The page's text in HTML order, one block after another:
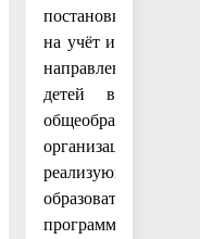
постановка
на учёт и
направление
детей в
общеобразовательные
организации,
реализующие
образовательную
программу